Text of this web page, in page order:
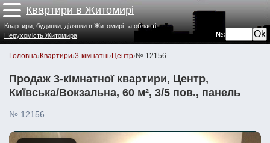
Квартири в Житомирі
№:
Квартири, будинки, ділянки в Житомирі та області
Нерухомість Житомира
Головна›Квартири›3-кімнатні›Центр›№ 12156
Продаж 3-кімнатної квартири, Центр,
Київська/Вокзальна, 60 м², 3/5 пов., панель
№ 12156